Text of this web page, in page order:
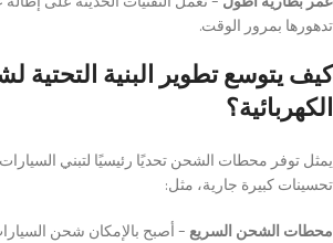
تدهورها بمرور الوقت.
كيف يتوسع تطوير البنية التحتية
الكهربائية؟
يمثل توفر محطات الشحن تحديًا رئيسيًا لتبني السيارات
تحسينات كبيرة جارية، مثل:
محطات الشحن السريع – أصبح بالإمكان شحن